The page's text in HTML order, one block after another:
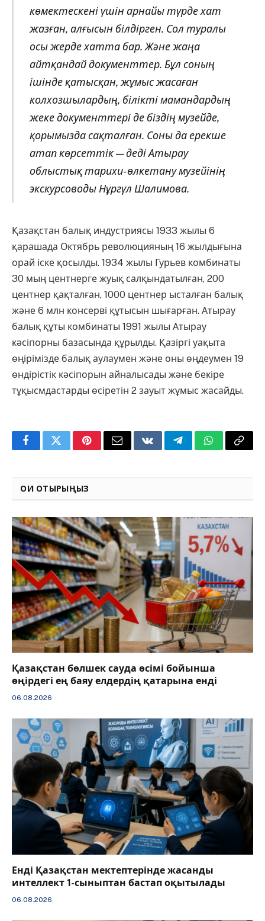
көмектескені үшін арнайы түрде хат
жазған, алғысын білдірген. Сол туралы
осы жерде хатта бар. Және жаңа
айтқандай документтер. Бұл соның
ішінде қатысқан, жұмыс жасаған
колхозшылардың, білікті мамандардың
жеке документтері де біздің музейде,
қорымызда сақталған. Соны да ерекше
атап көрсеттік — деді Атырау
облыстық тарихи-өлкетану музейінің
экскурсоводы Нұргүл Шалимова.
Қазақстан балық индустриясы 1933 жылы 6
қарашада Октябрь революцияның 16 жылдығына
орай іске қосылды. 1934 жылы Гурьев комбинаты
30 мың центнерге жуық салқындатылған, 200
центнер қақталған, 1000 центнер ысталған балық
және 6 млн консерві құтысын шығарған. Атырау
балық құты комбинаты 1991 жылы Атырау
кәсіпорны базасында құрылды. Қазіргі уақыта
өңірімізде балық аулаумен және оны өңдеумен 19
өндірістік кәсіпорын айналысады және бекіре
тұқысмдастарды өсіретін 2 зауыт жұмыс жасайды.
FacebookTwitterPinterestEmail VKontakteTelegramWhatsApp
Copy
ОҚИ ОТЫРЫҢЫЗ
Қазақстан бөлшек сауда өсімі бойынша
өңірдегі ең баяу елдердің қатарына енді
06.08.2026
️Енді Қазақстан мектептерінде жасанды
интеллект 1-сыныптан бастап оқытылады
06.08.2026